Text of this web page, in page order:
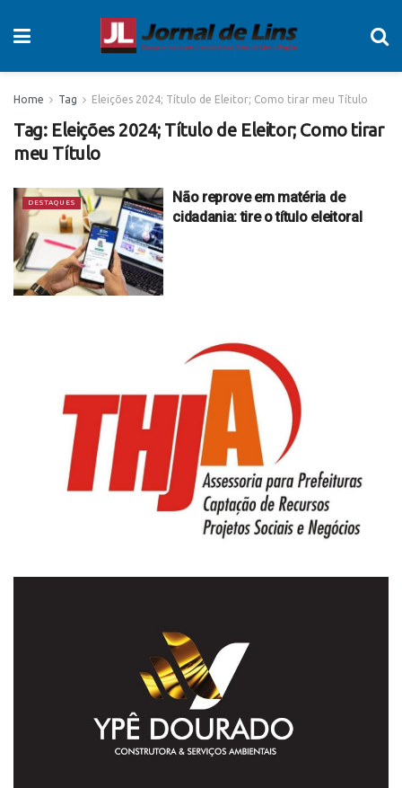
Home Tag Eleições 2024; Título de Eleitor; Como tirar meu Título
Tag: Eleições 2024; Título de Eleitor; Como tirar
meu Título
DESTAQUES
Não reprove em matéria de
cidadania: tire o título eleitoral